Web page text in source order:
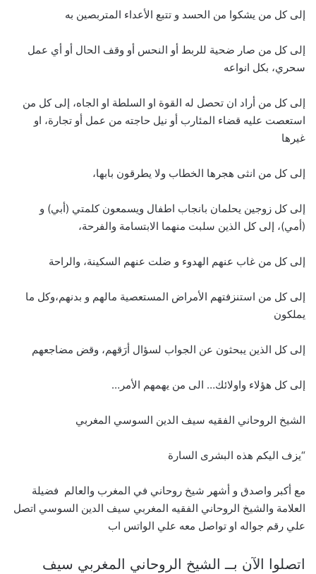
إلى كل من يشكوا من الحسد و تتبع الأعداء المتربصين به
إلى كل من صار ضحية للربط أو النحس أو وقف الحال أو أي عمل
سحري، بكل انواعه
إلى كل من أراد ان تحصل له القوة او السلطة او الجاه، إلى كل من
استعصت عليه قضاء المئارب أو نيل حاجته من عمل أو تجارة، او
غيرها
إلى كل من انثى هجرها الخطاب ولا يطرقون بابها،
إلى كل زوجين يحلمان بانجاب اطفال ويسمعون كلمتي (أبي) و
(أمي)، إلى كل الذين سلبت منهما الابتسامة والفرحة،
إلى كل من غاب عنهم الهدوء و ضلت عنهم السكينة، والراحة
إلى كل من استنزفتهم الأمراض المستعصية مالهم و بدنهم،وكل ما
يملكون
إلى كل الذين يبحثون عن الجواب لسؤال أرَقهم، وقض مضاجعهم
إلى كل هؤلاء واولائك… الى من يهمهم الأمر…
الشيخ الروحاني الفقيه سيف الدين السوسي المغربي
“يزف اليكم هذه البشرى السارة
مع أكبر واصدق و أشهر شيخ روحاني في المغرب والعالم فضيلة
العلامة والشيخ الروحاني الفقيه المغربي سيف الدين السوسي اتصل
علي رقم جواله او تواصل معه علي الواتس اب
اتصلوا الآن بــ الشيخ الروحاني المغربي سيف